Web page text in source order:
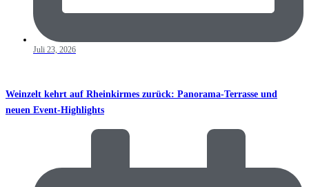
Juli 23, 2026
Weinzelt kehrt auf Rheinkirmes zurück: Panorama-Terrasse und
neuen Event-Highlights